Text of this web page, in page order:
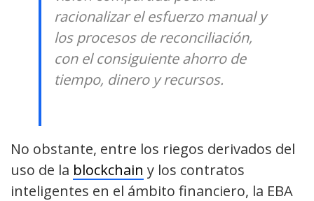
racionalizar el esfuerzo manual y
los procesos de reconciliación,
con el consiguiente ahorro de
tiempo, dinero y recursos.
No obstante, entre los riegos derivados del
uso de la blockchain y los contratos
inteligentes en el ámbito financiero, la EBA